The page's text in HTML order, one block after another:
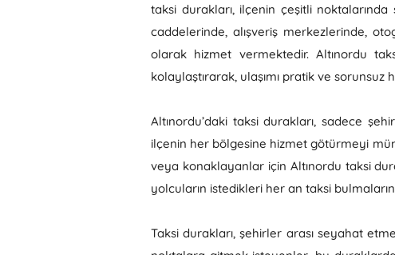
taksi durakları, ilçenin çeşitli
caddelerinde, alışveriş merkezlerinde,
olarak hizmet vermektedir. Altınordu
kolaylaştırarak, ulaşımı pratik ve sorunsuz
Altınordu’daki taksi durakları, sadece
ilçenin her bölgesine hizmet götürmeyi
veya konaklayanlar için Altınordu taksi
yolcuların istedikleri her an taksi
Taksi durakları, şehirler arası seyahat